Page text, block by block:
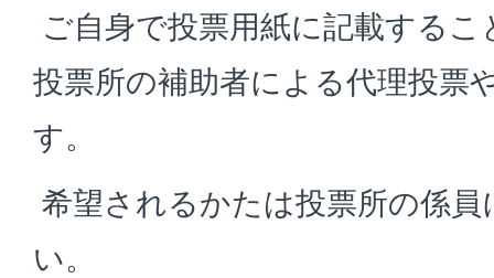
ご自身で投票用紙に記載する
投票所の補助者による代理投票
す。
希望されるかたは投票所の係
い。